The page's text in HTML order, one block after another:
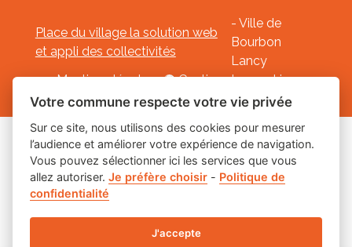
Place du village la solution web
et appli des collectivités
- Ville de
Bourbon
Lancy
Mentions légales- Gestion des cookies
Les labels
Votre commune respecte votre vie privée
Sur ce site, nous utilisons des cookies pour mesurer
l’audience et améliorer votre expérience de navigation.
Vous pouvez sélectionner ici les services que vous
allez autoriser.Je préfère choisir - Politique de
confidentialité
J'accepte